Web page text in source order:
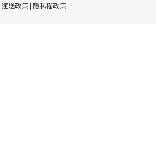
運送政策| 隱私權政策